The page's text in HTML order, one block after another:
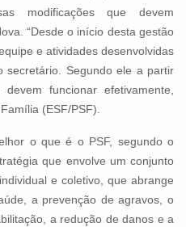
modificações que devem
“Desde o início desta gestão
e atividades desenvolvidas
secretário. Segundo ele a partir
funcionar efetivamente,
(ESF/PSF).
que é o PSF, segundo o
que envolve um conjunto
e coletivo, que abrange
a prevenção de agravos, o
a redução de danos e a